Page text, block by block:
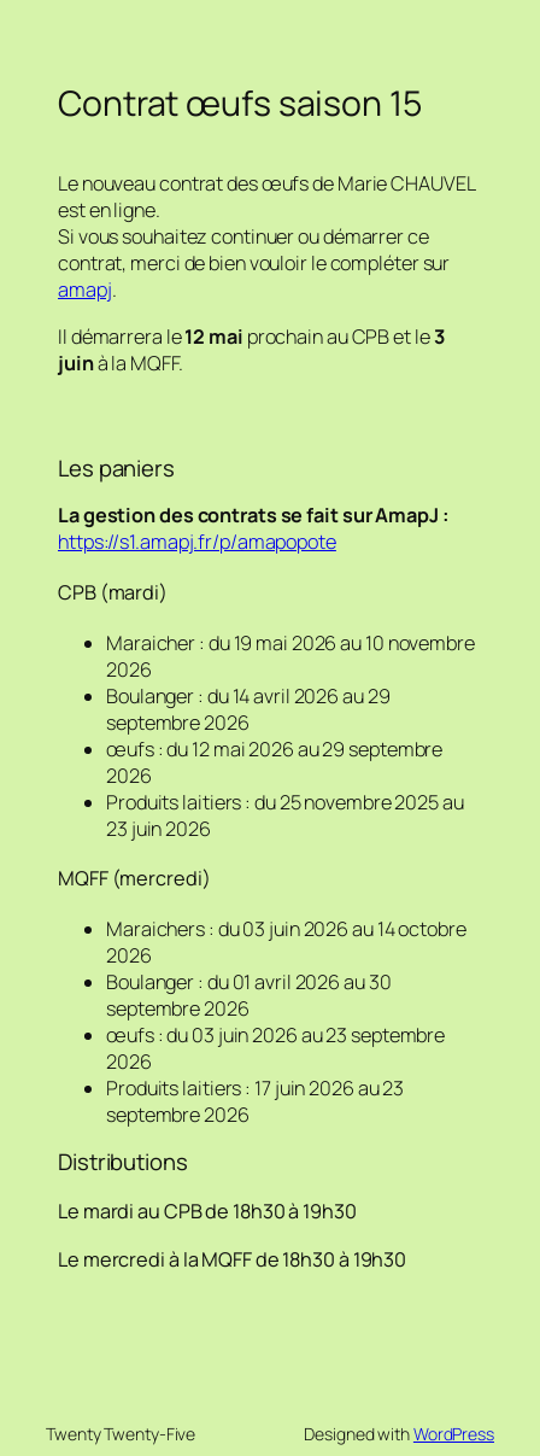
Contrat œufs saison 15
Le nouveau contrat des œufs de Marie CHAUVEL
est en ligne.
Si vous souhaitez continuer ou démarrer ce
contrat, merci de bien vouloir le compléter sur
amapj.
Il démarrera le12 mai prochain au CPB et le3
juinà la MQFF.
Les paniers
La gestion des contrats se fait sur AmapJ :
https://s1.amapj.fr/p/amapopote
CPB (mardi)
Maraicher : du 19 mai 2026 au 10 novembre
2026
Boulanger : du 14 avril 2026 au 29
septembre 2026
œufs : du 12 mai 2026 au 29 septembre
2026
Produits laitiers : du 25 novembre 2025 au
23 juin 2026
MQFF (mercredi)
Maraichers : du 03 juin 2026 au 14 octobre
2026
Boulanger : du 01 avril 2026 au 30
septembre 2026
œufs : du 03 juin 2026 au 23 septembre
2026
Produits laitiers : 17 juin 2026 au 23
septembre 2026
Distributions
Le mardi au CPB de 18h30 à 19h30
Le mercredi à la MQFF de 18h30 à 19h30
Twenty Twenty-Five Designed withWordPress